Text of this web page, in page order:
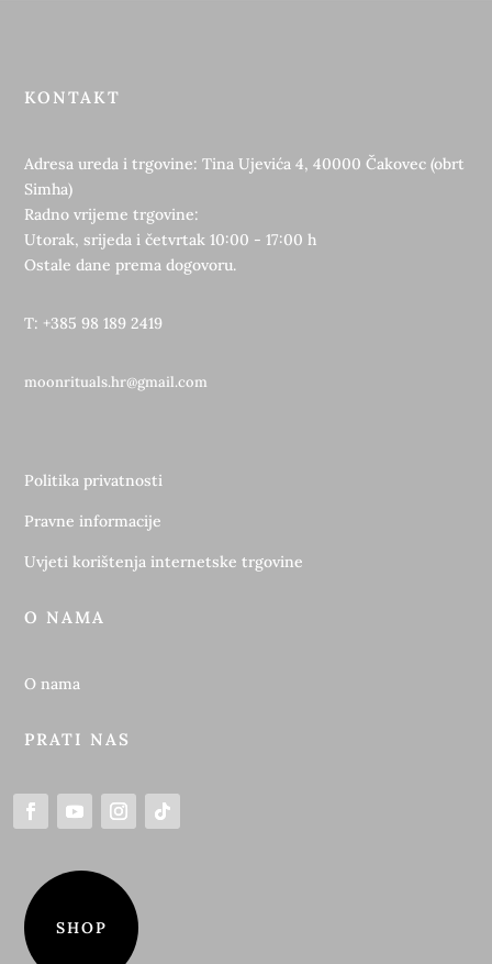
KONTAKT
Adresa ureda i trgovine: Tina Ujevića 4, 40000 Čakovec (obrt
Simha)
Radno vrijeme trgovine:
Utorak, srijeda i četvrtak 10:00 - 17:00 h
Ostale dane prema dogovoru.
T: +385 98 189 2419
moonrituals.hr@gmail.com
Politika privatnosti
Pravne informacije
Uvjeti korištenja internetske trgovine
O NAMA
O nama
PRATI NAS
SHOP